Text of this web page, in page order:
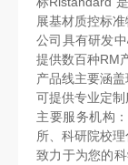
展基材质控标
公司具有研发
提供数百种RM
产品线主要涵
可提供专业定
主要服务机构
所、科研院校理
致力于为您的